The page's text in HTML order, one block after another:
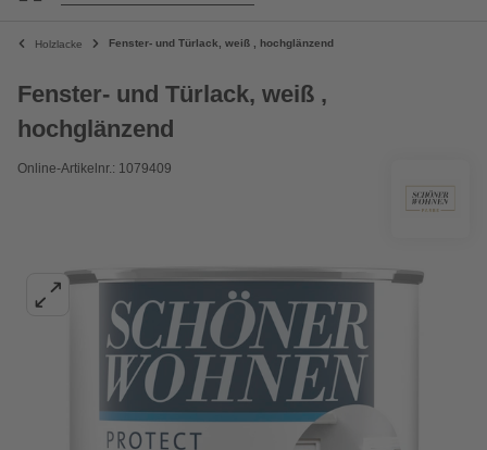
Holzlacke Fenster- und Türlack, weiß , hochglänzend
Fenster- und Türlack, weiß ,
hochglänzend
Online-Artikelnr.: 1079409